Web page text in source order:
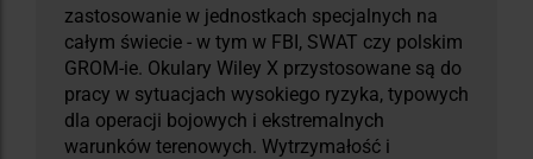
zastosowanie w jednostkach specjalnych na
całym świecie - w tym w FBI, SWAT czy polskim
GROM-ie. Okulary Wiley X przystosowane są do
pracy w sytuacjach wysokiego ryzyka, typowych
dla operacji bojowych i ekstremalnych
warunków terenowych. Wytrzymałość i